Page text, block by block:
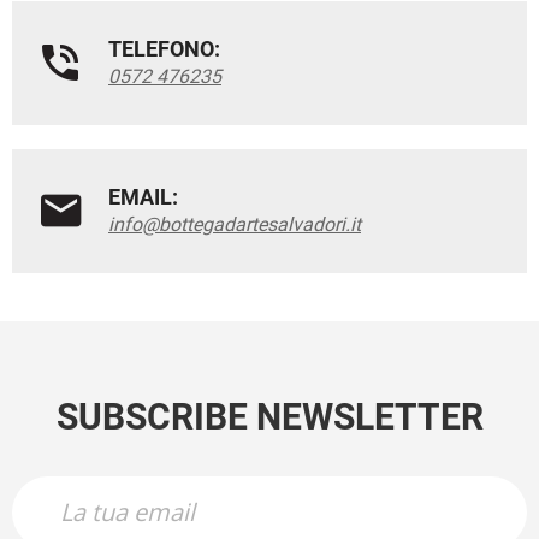
TELEFONO:
0572 476235
EMAIL:
info@bottegadartesalvadori.it
SUBSCRIBE NEWSLETTER